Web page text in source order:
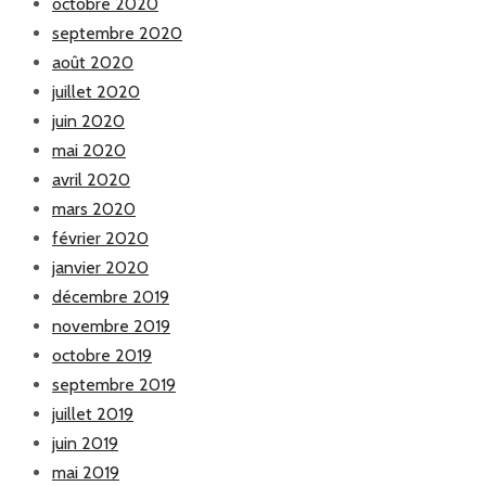
septembre 2020
août 2020
juillet 2020
juin 2020
mai 2020
avril 2020
mars 2020
février 2020
janvier 2020
décembre 2019
novembre 2019
octobre 2019
septembre 2019
juillet 2019
juin 2019
mai 2019